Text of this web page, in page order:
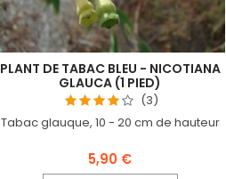
PLANT DE TABAC BLEU - NICOTIANA
GLAUCA (1 PIED)
(3)
Tabac glauque, 10 - 20 cm de hauteur
5,90 €